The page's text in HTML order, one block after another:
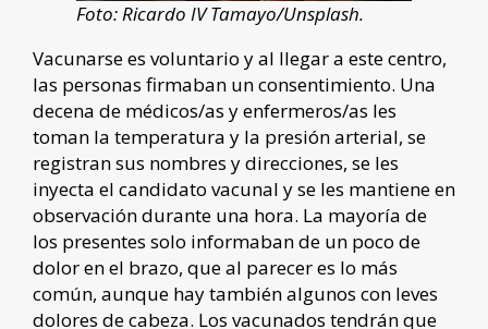
Foto: Ricardo IV Tamayo/Unsplash.
Vacunarse es voluntario y al llegar a este centro,
las personas firmaban un consentimiento. Una
decena de médicos/as y enfermeros/as les
toman la temperatura y la presión arterial, se
registran sus nombres y direcciones, se les
inyecta el candidato vacunal y se les mantiene en
observación durante una hora. La mayoría de
los presentes solo informaban de un poco de
dolor en el brazo, que al parecer es lo más
común, aunque hay también algunos con leves
dolores de cabeza. Los vacunados tendrán que